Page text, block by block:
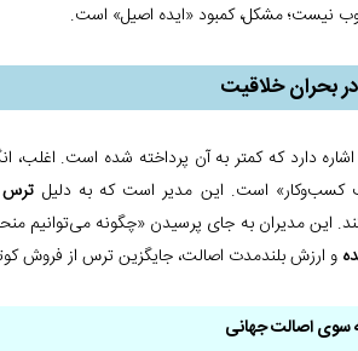
نیست؛ مشکل، کمبود «ایده اصیل» است.
بحران خلاقیت
دارد که کمتر به آن پرداخته شده است.
کسب‌وکار» است. این مدیر است که به دلیل
و ارزش بلندمدت اصالت، جایگزین ترس از فروش
سوی اصالت جهانی